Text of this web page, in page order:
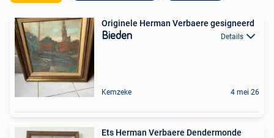
Originele Herman Verbaere gesigneerd
Bieden Details
Kemzeke 4 mei 26
Ets Herman Verbaere Dendermonde